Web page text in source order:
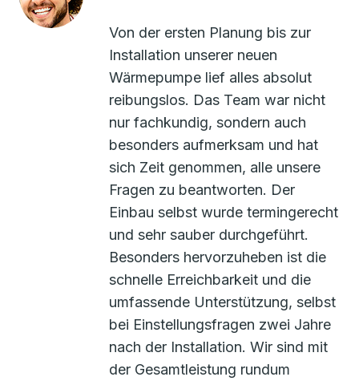
Von der ersten Planung bis zur
Installation unserer neuen
Wärmepumpe lief alles absolut
reibungslos. Das Team war nicht
nur fachkundig, sondern auch
besonders aufmerksam und hat
sich Zeit genommen, alle unsere
Fragen zu beantworten. Der
Einbau selbst wurde termingerecht
und sehr sauber durchgeführt.
Besonders hervorzuheben ist die
schnelle Erreichbarkeit und die
umfassende Unterstützung, selbst
bei Einstellungsfragen zwei Jahre
nach der Installation. Wir sind mit
der Gesamtleistung rundum